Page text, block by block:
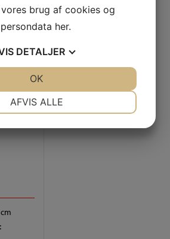
Hybrid Bourgogne 12 glasbrug af cookies og
her.
DETALJER
AFVIS ALLE
OK